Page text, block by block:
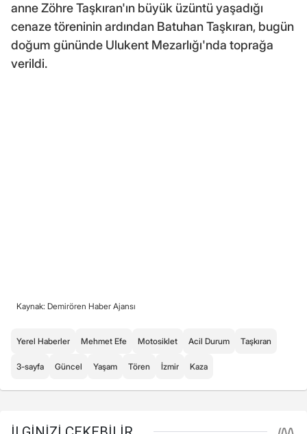
anne Zöhre Taşkıran'ın büyük üzüntü yaşadığı
cenaze töreninin ardından Batuhan Taşkıran, bugün
doğum gününde Ulukent Mezarlığı'nda toprağa
verildi.
Kaynak: Demirören Haber Ajansı
Yerel Haberler Mehmet Efe Motosiklet Acil Durum Taşkıran
3-sayfa Güncel Yaşam Tören İzmir Kaza